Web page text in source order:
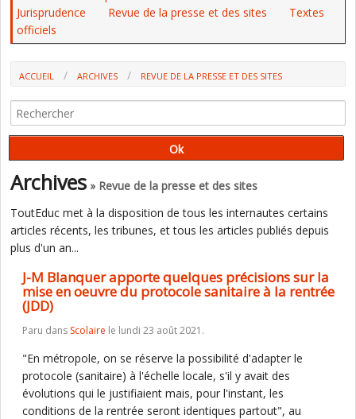
Jurisprudence
Revue de la presse et des sites
Textes
officiels
ACCUEIL ARCHIVES
REVUE DE LA PRESSE ET DES SITES
OEUVRE DU PROTOCOLE SANITAIRE À LA RENTRÉE (JDD)
Archives » Revue de la presse et des sites
ToutEduc met à la disposition de tous les internautes certains
articles récents, les tribunes, et tous les articles publiés depuis
plus d'un an...
J-M Blanquer apporte quelques précisions sur la
mise en oeuvre du protocole sanitaire à la rentrée
(JDD)
Paru dans Scolaire le lundi 23 août 2021.
"En métropole, on se réserve la possibilité d'adapter le
protocole (sanitaire) à l'échelle locale, s'il y avait des
évolutions qui le justifiaient mais, pour l'instant, les
conditions de la rentrée seront identiques partout", au